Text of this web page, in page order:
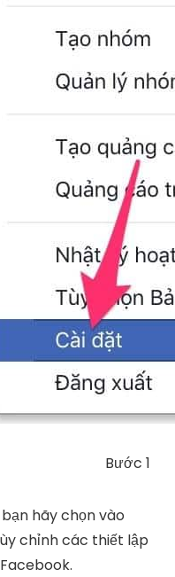
Bước 1
hãy chọn vào
chỉnh các thiết lập